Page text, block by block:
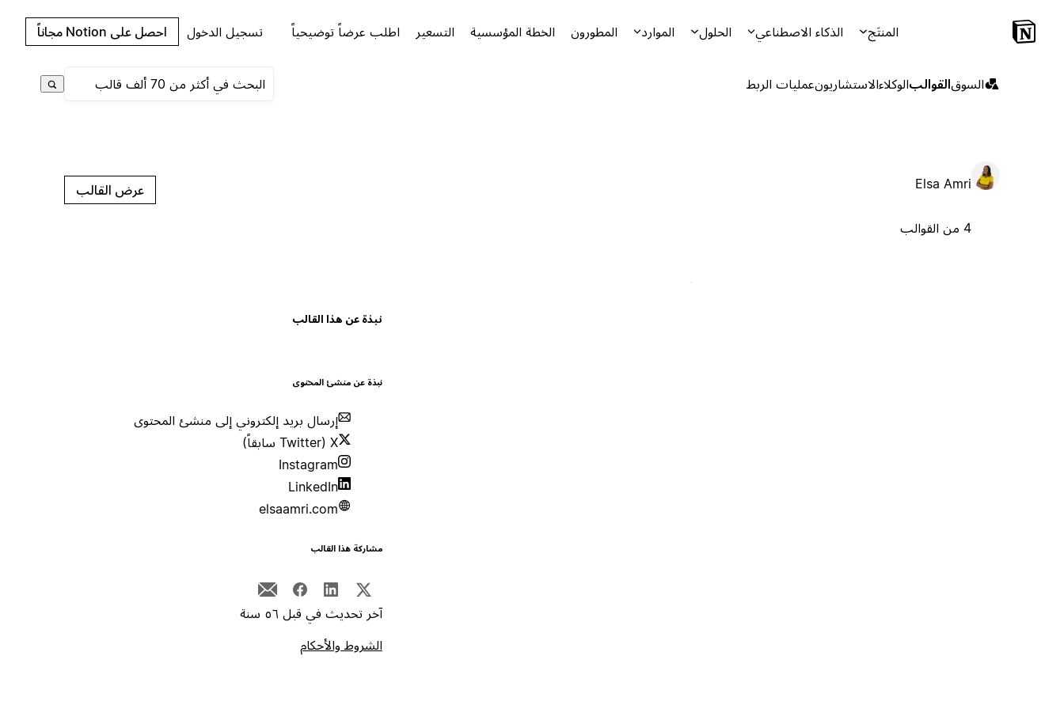
المنتَج الذكاء الاصطناعي الحلول الموارد المطورون الخطة المؤسسية التسعير اطلب عرضاً توضيحياً تسجيل الدخول احصل على Notion مجاناً
السوقالقوالبالوكلاءالاستشاريونعمليات الربط
Elsa Amri
4 من القوالب
عرض القالب
نبذة عن هذا القالب
نبذة عن منشئ المحتوى
إرسال بريد إلكتروني إلى منشئ المحتوى
X (Twitter سابقاً)
Instagram
LinkedIn
elsaamri.com
مشاركة هذا القالب
آخر تحديث في قبل ٥٦ سنة
الشروط والأحكام